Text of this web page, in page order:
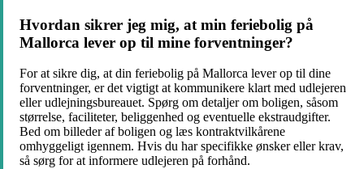
Hvordan sikrer jeg mig, at min feriebolig på
Mallorca lever op til mine forventninger?
For at sikre dig, at din feriebolig på Mallorca lever op til dine
forventninger, er det vigtigt at kommunikere klart med udlejeren
eller udlejningsbureauet. Spørg om detaljer om boligen, såsom
størrelse, faciliteter, beliggenhed og eventuelle ekstraudgifter.
Bed om billeder af boligen og læs kontraktvilkårene
omhyggeligt igennem. Hvis du har specifikke ønsker eller krav,
så sørg for at informere udlejeren på forhånd.